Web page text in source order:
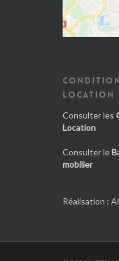
LOCATION
Consulter les
Location
Consulter le
mobilier
Réalisation :